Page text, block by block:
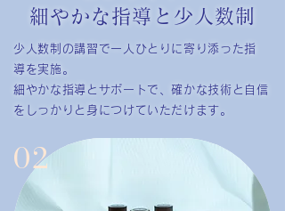
細やかな指導と少人数制
少人数制の講習で一人ひとりに寄り添った指
導を実施。
細やかな指導とサポートで、確かな技術と自信
をしっかりと身につけていただけます。
02